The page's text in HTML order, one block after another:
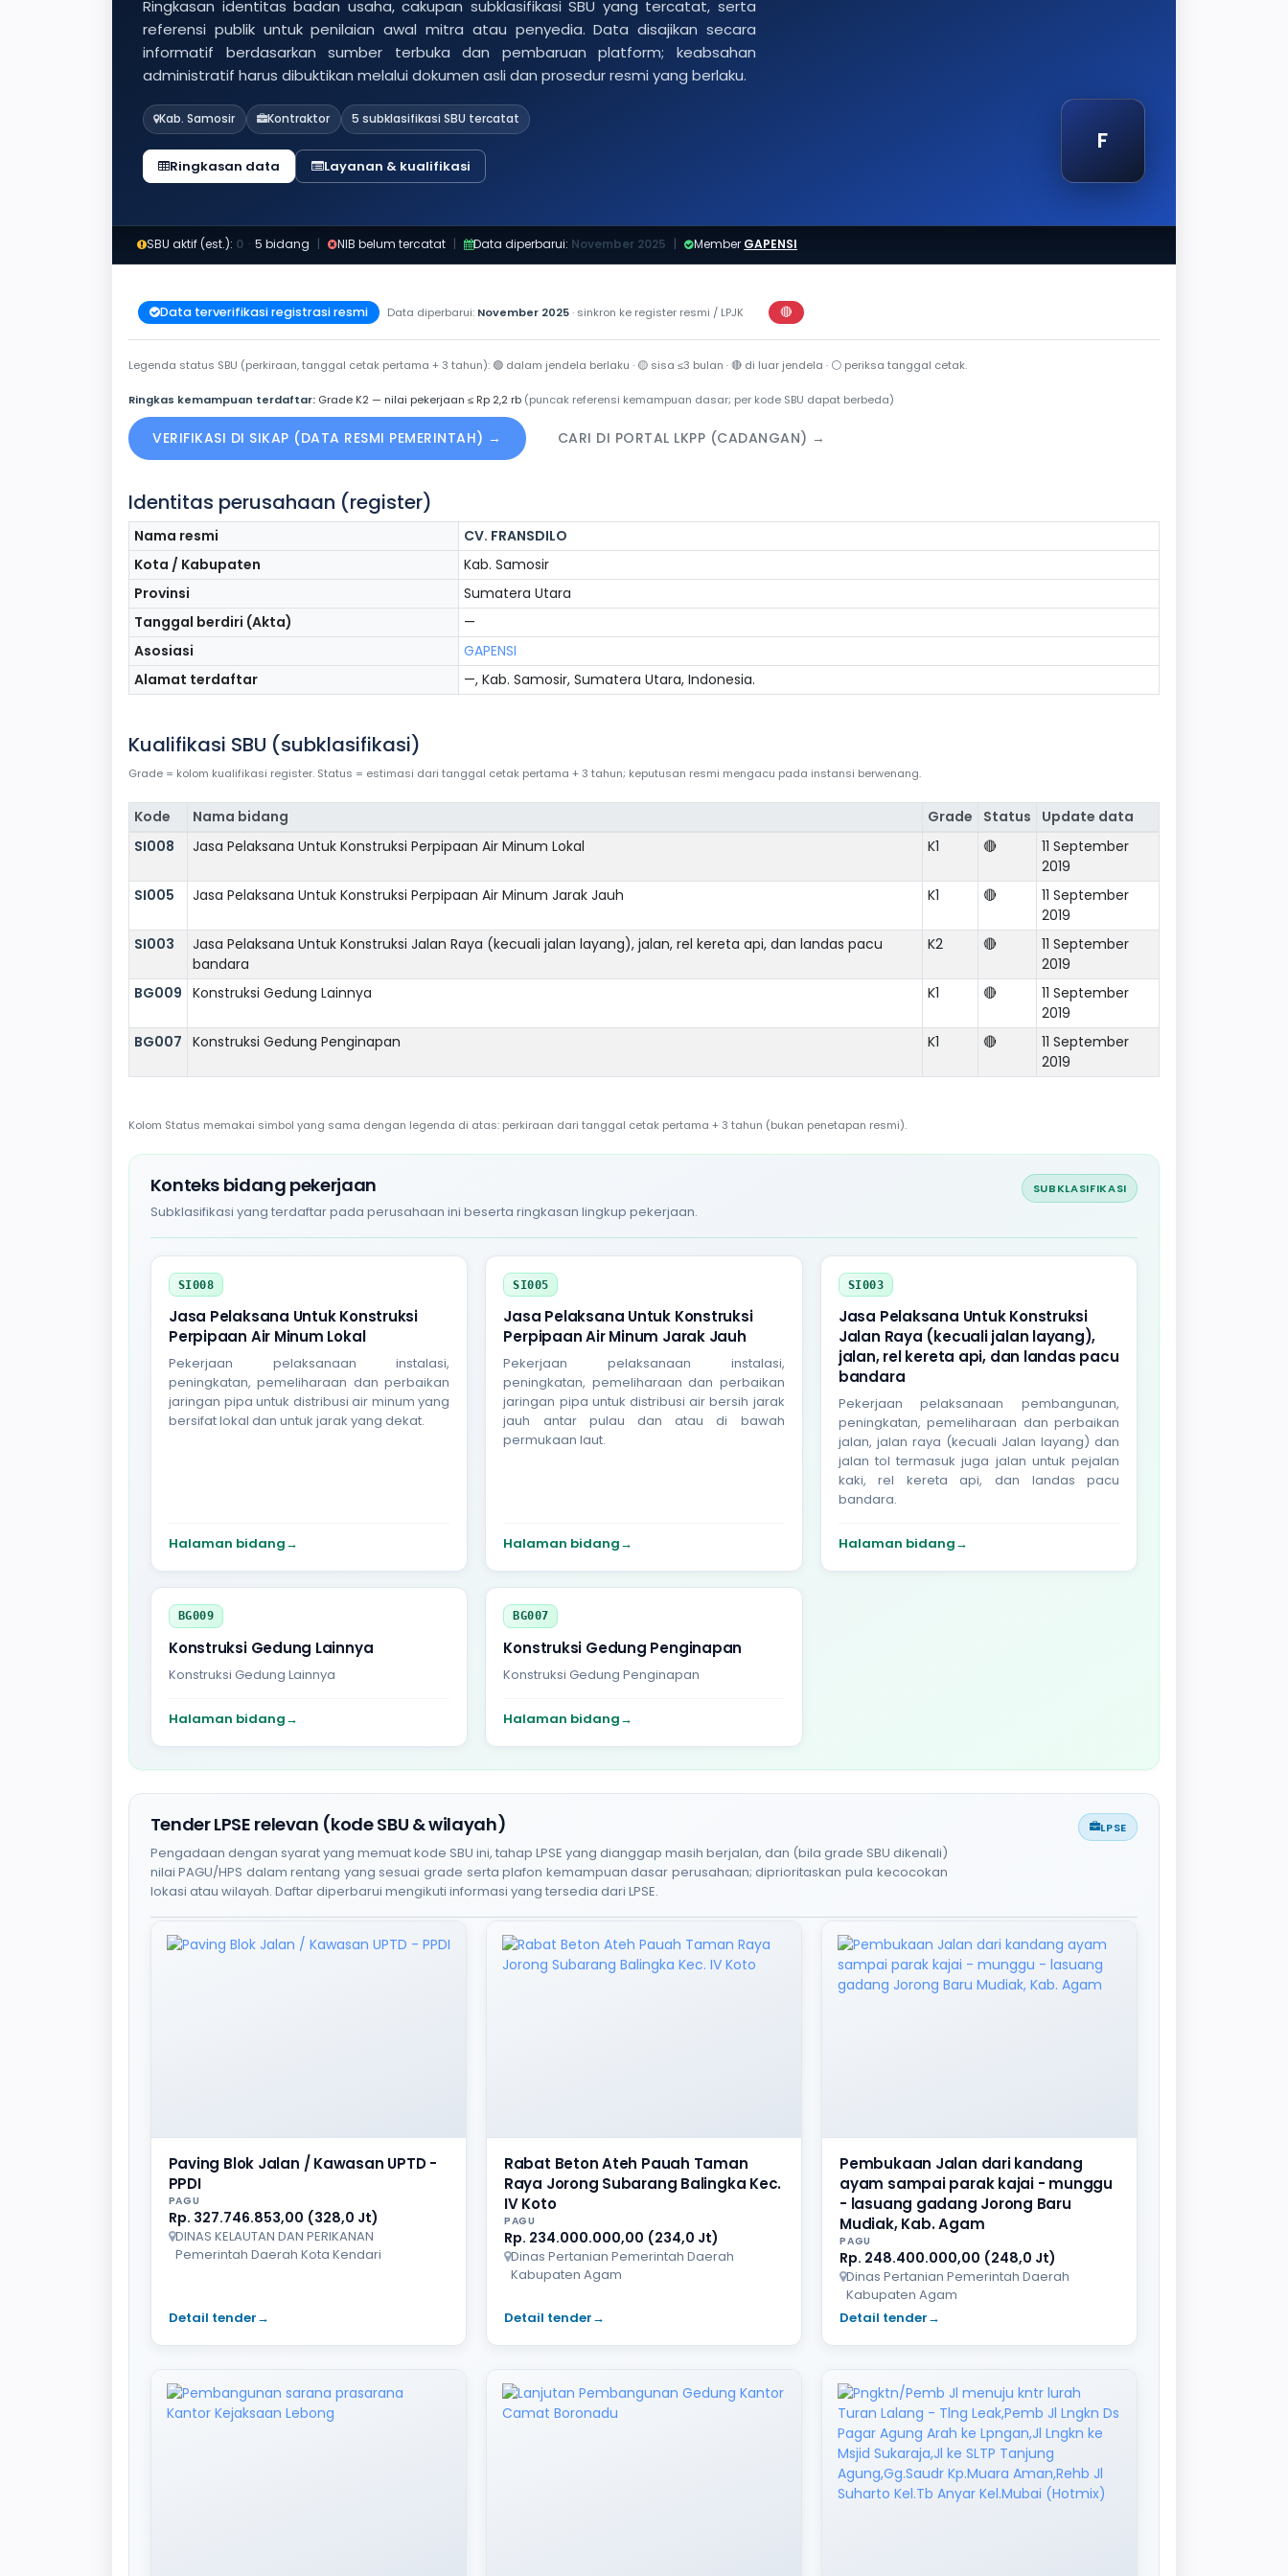
Ringkasan identitas badan usaha, cakupan subklasifikasi SBU yang tercatat, serta
referensi publik untuk penilaian awal mitra atau penyedia. Data disajikan secara
informatif berdasarkan sumber terbuka dan pembaruan platform; keabsahan
administratif harus dibuktikan melalui dokumen asli dan prosedur resmi yang berlaku.
Kab. Samosir Kontraktor 5 subklasifikasi SBU tercatat
Ringkasan data Layanan & kualifikasi
F
SBU aktif (est.): 0 · 5 bidang | NIB belum tercatat | Data diperbarui: November 2025 | Member GAPENSI
Data terverifikasi registrasi resmi Data diperbarui: November 2025· sinkron ke register resmi / LPJK 🔴
Perkiraan di luar jendela berlaku
Legenda status SBU (perkiraan, tanggal cetak pertama + 3 tahun): 🟢 dalam jendela berlaku · 🟡 sisa ≤3 bulan ·🔴 di luar jendela · ⚪ periksa tanggal cetak.
Ringkas kemampuan terdaftar: Grade K2 — nilai pekerjaan ≤ Rp 2,2 rb (puncak referensi kemampuan dasar; per kode SBU dapat berbeda)
VERIFIKASI DI SIKAP (DATA RESMI PEMERINTAH) → CARI DI PORTAL LKPP (CADANGAN) →
Identitas perusahaan (register)
Nama resmi
CV. FRANSDILO
Kota / Kabupaten
Kab. Samosir
Provinsi
Sumatera Utara
Tanggal berdiri (Akta)
—
Asosiasi
GAPENSI
Alamat terdaftar
—, Kab. Samosir, Sumatera Utara, Indonesia.
Kualifikasi SBU (subklasifikasi)
Grade = kolom kualifikasi register. Status = estimasi dari tanggal cetak pertama + 3 tahun; keputusan resmi mengacu pada instansi berwenang.
Kode Nama bidang Grade Status
Update data
SI008
Jasa Pelaksana Untuk Konstruksi Perpipaan Air Minum Lokal K1 🔴
11 September
2019
SI005
Jasa Pelaksana Untuk Konstruksi Perpipaan Air Minum Jarak Jauh K1 🔴
11 September
2019
SI003
Jasa Pelaksana Untuk Konstruksi Jalan Raya (kecuali jalan layang), jalan, rel kereta api, dan landas pacu
bandara
K2 🔴
11 September
2019
BG009 Konstruksi Gedung Lainnya K1 🔴
11 September
2019
BG007 Konstruksi Gedung Penginapan K1 🔴
11 September
2019
Kolom Status memakai simbol yang sama dengan legenda di atas: perkiraan dari tanggal cetak pertama + 3 tahun (bukan penetapan resmi).
Konteks bidang pekerjaan
Subklasifikasi yang terdaftar pada perusahaan ini beserta ringkasan lingkup pekerjaan.
SUBKLASIFIKASI
SI008
Jasa Pelaksana Untuk Konstruksi
Perpipaan Air Minum Lokal
Pekerjaan pelaksanaan instalasi,
peningkatan, pemeliharaan dan perbaikan
jaringan pipa untuk distribusi air minum yang
bersifat lokal dan untuk jarak yang dekat.
Halaman bidang→
SI005
Jasa Pelaksana Untuk Konstruksi
Perpipaan Air Minum Jarak Jauh
Pekerjaan pelaksanaan instalasi,
peningkatan, pemeliharaan dan perbaikan
jaringan pipa untuk distribusi air bersih jarak
jauh antar pulau dan atau di bawah
permukaan laut.
Halaman bidang→
SI003
Jasa Pelaksana Untuk Konstruksi
Jalan Raya (kecuali jalan layang),
jalan, rel kereta api, dan landas pacu
bandara
Pekerjaan pelaksanaan pembangunan,
peningkatan, pemeliharaan dan perbaikan
jalan, jalan raya (kecuali Jalan layang) dan
jalan tol termasuk juga jalan untuk pejalan
kaki, rel kereta api, dan landas pacu
bandara.
Halaman bidang→
BG009
Konstruksi Gedung Lainnya
Konstruksi Gedung Lainnya
Halaman bidang→
BG007
Konstruksi Gedung Penginapan
Konstruksi Gedung Penginapan
Halaman bidang→
Tender LPSE relevan (kode SBU & wilayah)
Pengadaan dengan syarat yang memuat kode SBU ini, tahap LPSE yang dianggap masih berjalan, dan (bila grade SBU dikenali)
nilai PAGU/HPS dalam rentang yang sesuai grade serta plafon kemampuan dasar perusahaan; diprioritaskan pula kecocokan
lokasi atau wilayah. Daftar diperbarui mengikuti informasi yang tersedia dari LPSE.
LPSE
Paving Blok Jalan / Kawasan UPTD -
PPDI
PAGU
Rp. 327.746.853,00 (328,0 Jt)
DINAS KELAUTAN DAN PERIKANAN
Pemerintah Daerah Kota Kendari
Detail tender→
Rabat Beton Ateh Pauah Taman
Raya Jorong Subarang Balingka Kec.
IV Koto
PAGU
Rp. 234.000.000,00 (234,0 Jt)
Dinas Pertanian Pemerintah Daerah
Kabupaten Agam
Detail tender→
Pembukaan Jalan dari kandang
ayam sampai parak kajai - munggu
- lasuang gadang Jorong Baru
Mudiak, Kab. Agam
PAGU
Rp. 248.400.000,00 (248,0 Jt)
Dinas Pertanian Pemerintah Daerah
Kabupaten Agam
Detail tender→